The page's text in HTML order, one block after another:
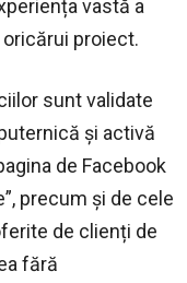
vastă a
proiect.
sunt validate
și activă
de Facebook
precum și de cele
de clienți de
fără